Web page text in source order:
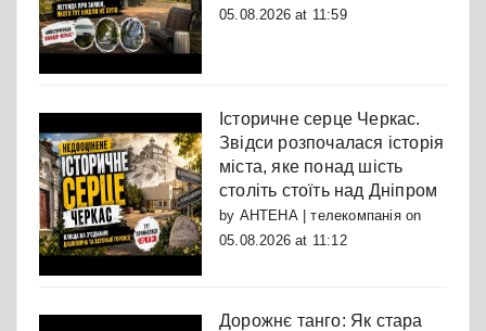
05.08.2026 at 11:59
Історичне серце Черкас.
Звідси розпочалася історія
міста, яке понад шість
століть стоїть над Дніпром
by АНТЕНА | телекомпаніяon
05.08.2026 at 11:12
Дорожнє танго: Як стара